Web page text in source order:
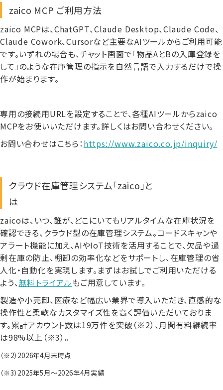
zaico MCP ご利用方法
zaico MCPは、ChatGPT、Claude Desktop、Claude Code、
Claude Cowork、Cursorなど主要なAIツールからご利用可能
です。いずれの場合も、チャット画面で「物品AとBの入庫登録を
して」のような在庫管理の指示を自然言語で入力するだけで操
作が始まります。
専用の接続用URLを設定することで、各種AIツールからzaico
MCPをお使いいただけます。詳しくはお問い合わせください。
お問い合わせはこちら：https://www.zaico.co.jp/inquiry/
クラウド在庫管理システム「zaico」と
は
zaicoは、いつ、誰が、どこにいてもリアルタイムな在庫状況を
確認できる、クラウド型の在庫管理システム。コードスキャンや
アラート機能に加え、AIやIoT技術を活用することで、欠品や過
剰在庫の防止、棚卸の効率化などをサポートし、在庫管理の省
人化・自動化を実現します。まずはお試しでご利用いただける
よう、無料トライアルもご用意しています。
製造や小売卸、医療など幅広い業界で導入いただき、直感的な
操作性と柔軟なカスタマイズ性を高く評価いただいておりま
す。累計アカウント数は19万件を突破（※2）、月間有料継続率
は98%以上（※3）。
（※2）2026年4月末時点
（※3）2025年5月～2026年4月実績